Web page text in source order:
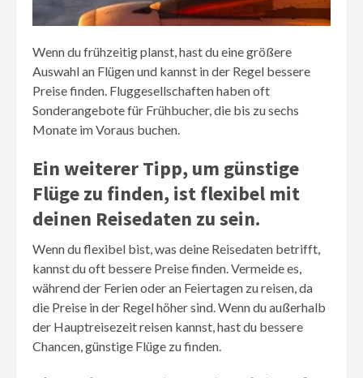
Wenn du frühzeitig planst, hast du eine größere
Auswahl an Flügen und kannst in der Regel bessere
Preise finden. Fluggesellschaften haben oft
Sonderangebote für Frühbucher, die bis zu sechs
Monate im Voraus buchen.
Ein weiterer Tipp, um günstige
Flüge zu finden, ist flexibel mit
deinen Reisedaten zu sein.
Wenn du flexibel bist, was deine Reisedaten betrifft,
kannst du oft bessere Preise finden. Vermeide es,
während der Ferien oder an Feiertagen zu reisen, da
die Preise in der Regel höher sind. Wenn du außerhalb
der Hauptreisezeit reisen kannst, hast du bessere
Chancen, günstige Flüge zu finden.